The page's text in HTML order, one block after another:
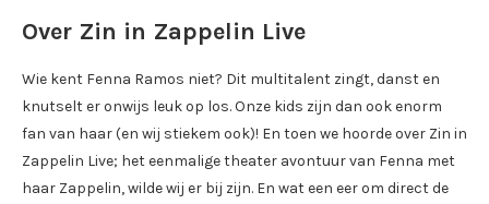
Over Zin in Zappelin Live
Wie kent Fenna Ramos niet? Dit multitalent zingt, danst en
knutselt er onwijs leuk op los. Onze kids zijn dan ook enorm
fan van haar (en wij stiekem ook)! En toen we hoorde over Zin in
Zappelin Live; het eenmalige theater avontuur van Fenna met
haar Zappelin, wilde wij er bij zijn. En wat een eer om direct de